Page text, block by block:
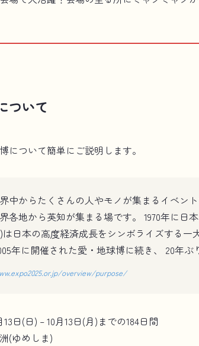
ついて
について簡単にご説明します。
界中からたくさんの人やモノが集まるイベン
各地から英知が集まる場です。 1970年に日
は日本の高度経済成長をシンボライズする
年に開催された愛・地球博に続き、 20年ぶ
overview/purpose/
日(日) – 10月13日(月)までの184日間
(ゆめしま)